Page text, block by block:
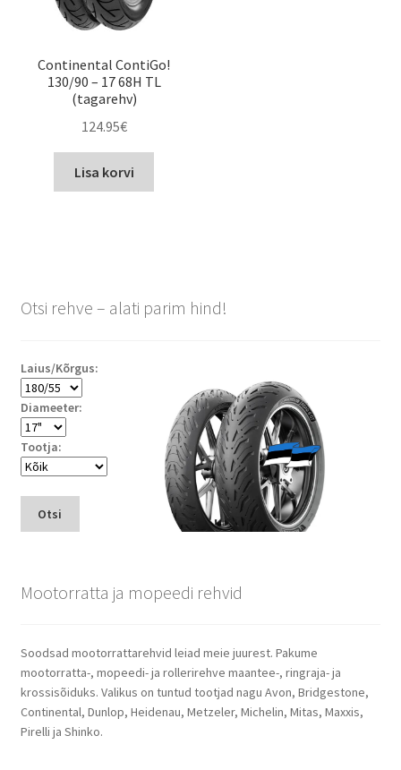
Continental ContiGo!
130/90 – 17 68H TL
(tagarehv)
124.95€
Lisa korvi
Otsi rehve – alati parim hind!
Laius/Kõrgus:
Diameeter:
Tootja:
Otsi
Mootorratta ja mopeedi rehvid
Soodsad mootorrattarehvid leiad meie juurest. Pakume
mootorratta-, mopeedi- ja rollerirehve maantee-, ringraja- ja
krossisõiduks. Valikus on tuntud tootjad nagu Avon, Bridgestone,
Continental, Dunlop, Heidenau, Metzeler, Michelin, Mitas, Maxxis,
Pirelli ja Shinko.